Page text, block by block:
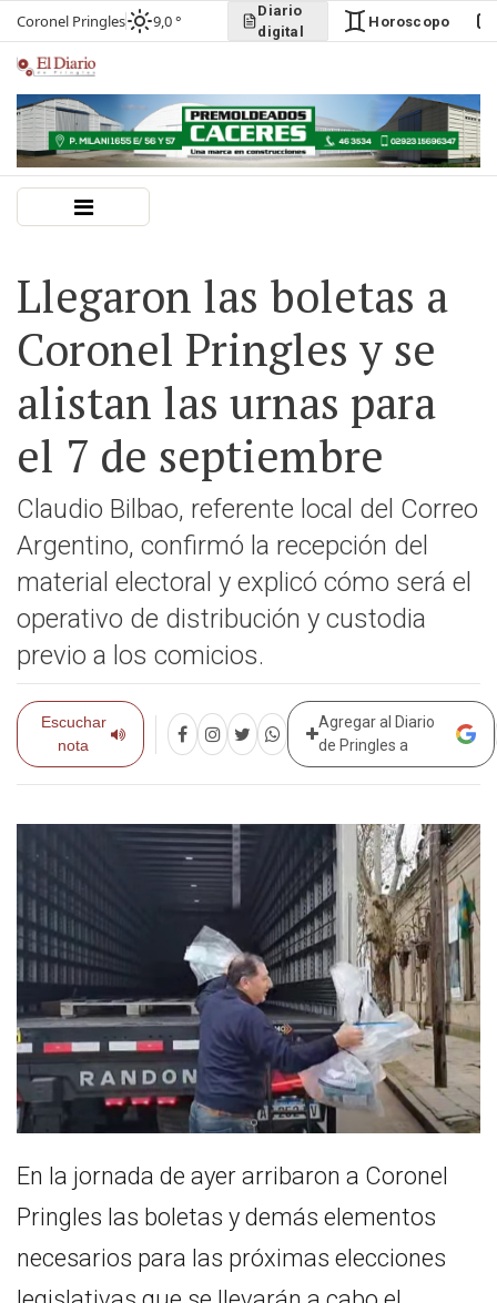
Coronel Pringles 9,0 °
Diario
digital
Horoscopo
Llegaron las boletas a
Coronel Pringles y se
alistan las urnas para
el 7 de septiembre
Claudio Bilbao, referente local del Correo
Argentino, confirmó la recepción del
material electoral y explicó cómo será el
operativo de distribución y custodia
previo a los comicios.
Escuchar
nota
Agregar al Diario
de Pringles a
En la jornada de ayer arribaron a Coronel
Pringles las boletas y demás elementos
necesarios para las próximas elecciones